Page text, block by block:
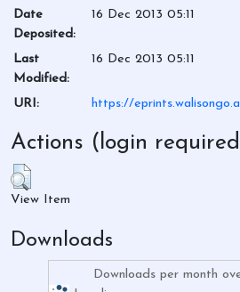
Date
Deposited:
16 Dec 2013 05:11
Last
Modified:
16 Dec 2013 05:11
URI: https://
Actions (login
View Item
Downloads
Downloads per month